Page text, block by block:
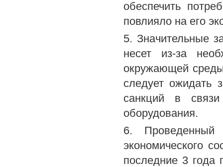
обеспечить
повлияло на его
5. Значительные
несет из-за
окружающей
следует ожидать
санкций в
оборудования.
6. Проведенный
экономического
последние 3 года